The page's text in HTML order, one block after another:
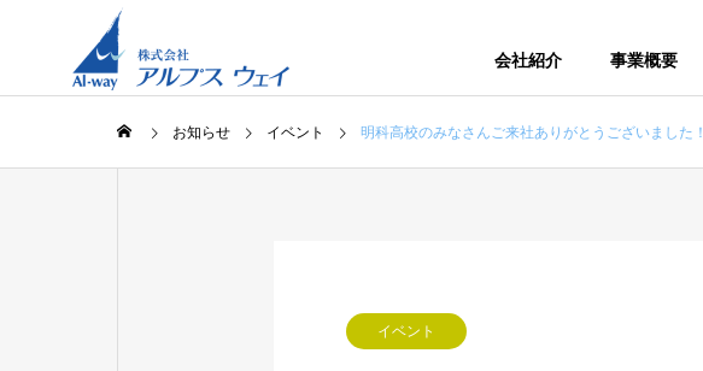
会社紹介 事業概要
お知らせ イベント 明科高校のみなさんご来社ありがとうございました！
イベント